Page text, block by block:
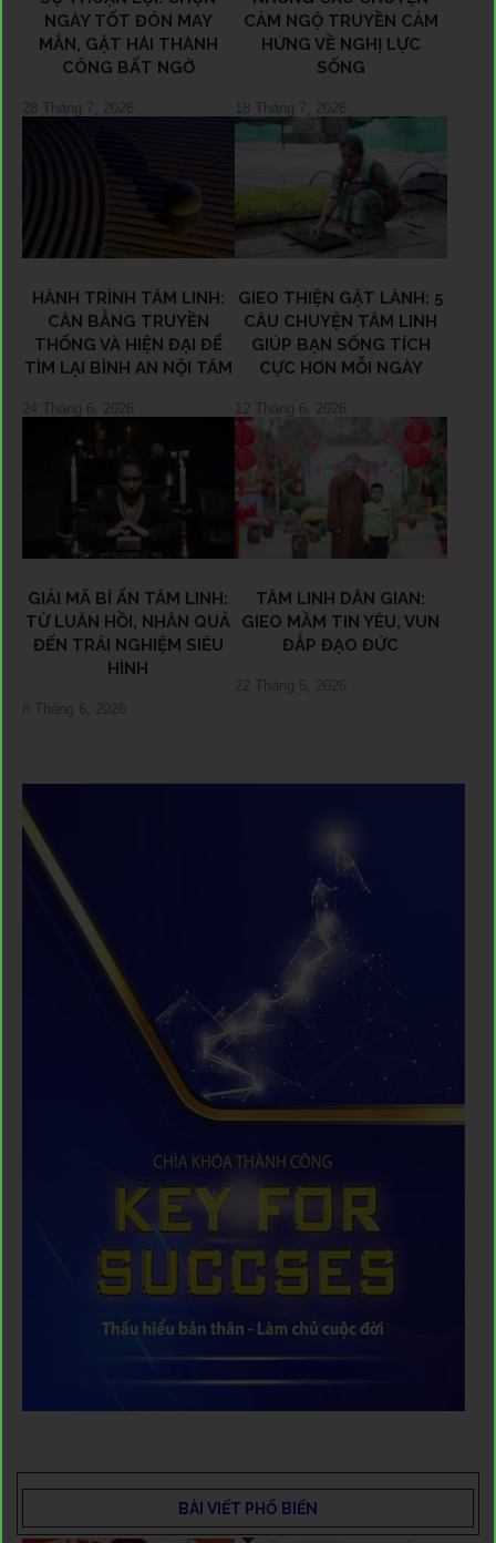
NGÀY TỐT ĐÓN MAY
MẮN, GẶT HÁI THÀNH
CÔNG BẤT NGỜ
28 Tháng 7, 2026
CẢM NGỘ TRUYỀN CẢM
HỨNG VỀ NGHỊ LỰC
SỐNG
18 Tháng 7, 2026
HÀNH TRÌNH TÂM LINH:
CÂN BẰNG TRUYỀN
THỐNG VÀ HIỆN ĐẠI ĐỂ
TÌM LẠI BÌNH AN NỘI TÂM
24 Tháng 6, 2026
GIEO THIỆN GẶT LÀNH: 5
CÂU CHUYỆN TÂM LINH
GIÚP BẠN SỐNG TÍCH
CỰC HƠN MỖI NGÀY
12 Tháng 6, 2026
GIẢI MÃ BÍ ẨN TÂM LINH:
TỪ LUÂN HỒI, NHÂN QUẢ
ĐẾN TRẢI NGHIỆM SIÊU
HÌNH
8 Tháng 6, 2026
TÂM LINH DÂN GIAN:
GIEO MẦM TIN YÊU, VUN
ĐẮP ĐẠO ĐỨC
22 Tháng 5, 2026
BÀI VIẾT PHỔ BIẾN